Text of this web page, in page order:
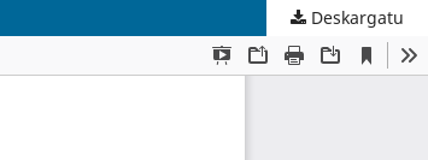
Deskargatu